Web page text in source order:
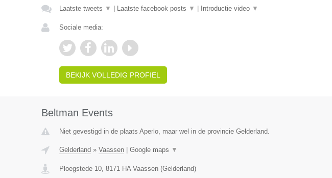
Laatste tweets ▼ Laatste facebook posts ▼ Introductie video ▼
Sociale media:
BEKIJK VOLLEDIG PROFIEL
Beltman Events
Niet gevestigd in de plaats Aperlo, maar wel in de provincie Gelderland.
Gelderland » Vaassen| Google maps ▼
Ploegstede 10, 8171 HA Vaassen(Gelderland)